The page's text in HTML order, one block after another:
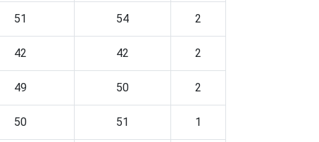
51 54 2
42 42 2
49 50 2
50 51 1